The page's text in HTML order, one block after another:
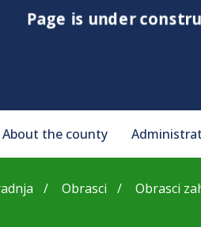
Page is under
About the county
Obrasci Obrasci